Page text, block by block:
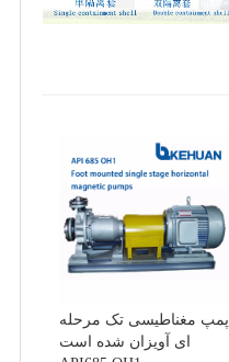
پمپ مغناطیسی تک مرحله
ای آویزان شده است